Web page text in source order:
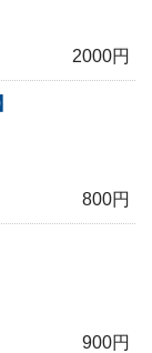
2000円
800円
900円